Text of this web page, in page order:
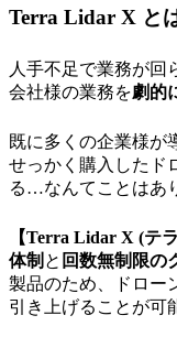
Terra Lidar X と
人手不足で業務が回
会社様の業務を劇的
既に多くの企業様が
せっかく購入したド
る…なんてことはあ
【Terra Lidar X (テ
体制 と 回数無制限の
製品のため、ドロー
引き上げることが可